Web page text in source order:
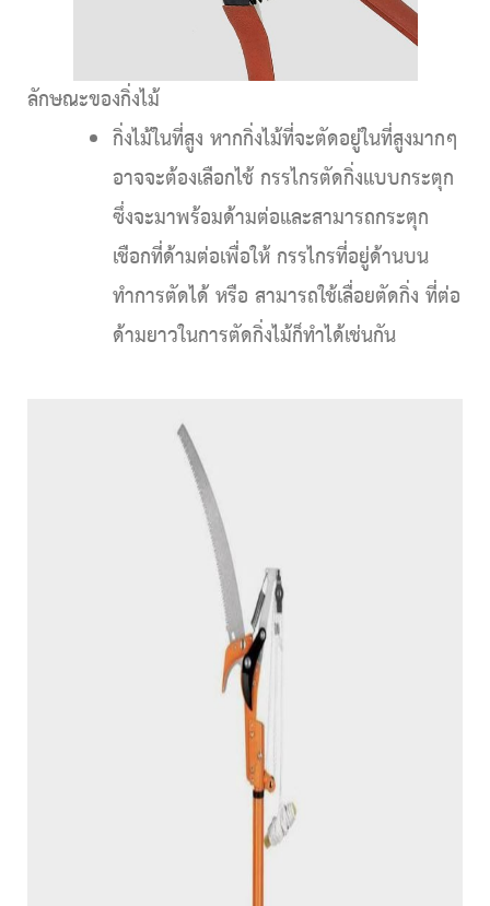
ลักษณะของกิ่งไม้
กิ่งไม้ในที่สูง หากกิ่งไม้ที่จะตัดอยู่ในที่สูงมากๆ
อาจจะต้องเลือกไช้ กรรไกรตัดกิ่งแบบกระตุก
ซึ่งจะมาพร้อมด้ามต่อและสามารถกระตุก
เชือกที่ด้ามต่อเพื่อให้ กรรไกรที่อยู่ด้านบน
ทำการตัดได้ หรือ สามารถใช้เลื่อยตัดกิ่ง ที่ต่อ
ด้ามยาวในการตัดกิ่งไม้ก็ทำได้เช่นกัน